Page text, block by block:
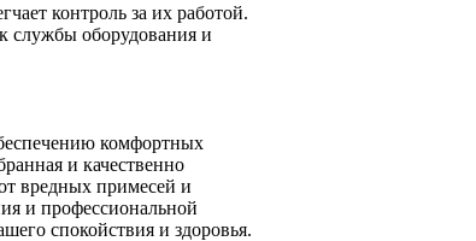
контроль за их работой.
службы оборудования и
комфортных
и качественно
вредных примесей и
и профессиональной
спокойствия и здоровья.